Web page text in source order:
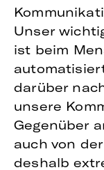
Unser
ist beim
darüber
unsere
Gegenüber
auch von
deshalb